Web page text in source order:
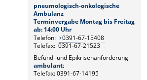
pneumologisch-onkologische
Ambulanz
Terminvergabe Montag bis Freitag
ab: 14:00 Uhr
Telefon:
0391-67-15408
Telefax: 0391-67-21523
Befund- und Epikrisenanforderung
ambulant:
Telefax: 0391-67-14195